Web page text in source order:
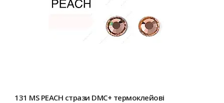
131 MS PEACH стрази DMC+ термоклейові